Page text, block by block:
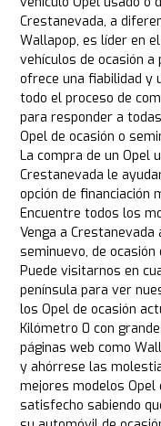
Crestanevada, a
Wallapop, es líder en
vehículos de ocasión
ofrece una fiabilidad y
todo el proceso de
para responder a
Opel de ocasión o
La compra de un Opel
Crestanevada le
opción de financiación
Encuentre todos los
Venga a
seminuevo, de ocasión
Puede visitarnos en
península para ver
los Opel de ocasión
Kilómetro 0 con
páginas web como
y ahórrese las
mejores modelos Opel
satisfecho sabiendo